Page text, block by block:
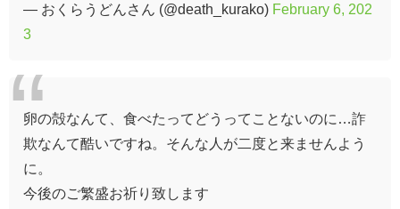
— おくらうどんさん (@death_kurako) February 6, 202
3
卵の殻なんて、食べたってどうってことないのに…詐
欺なんて酷いですね。そんな人が二度と来ませんよう
に。
今後のご繁盛お祈り致します